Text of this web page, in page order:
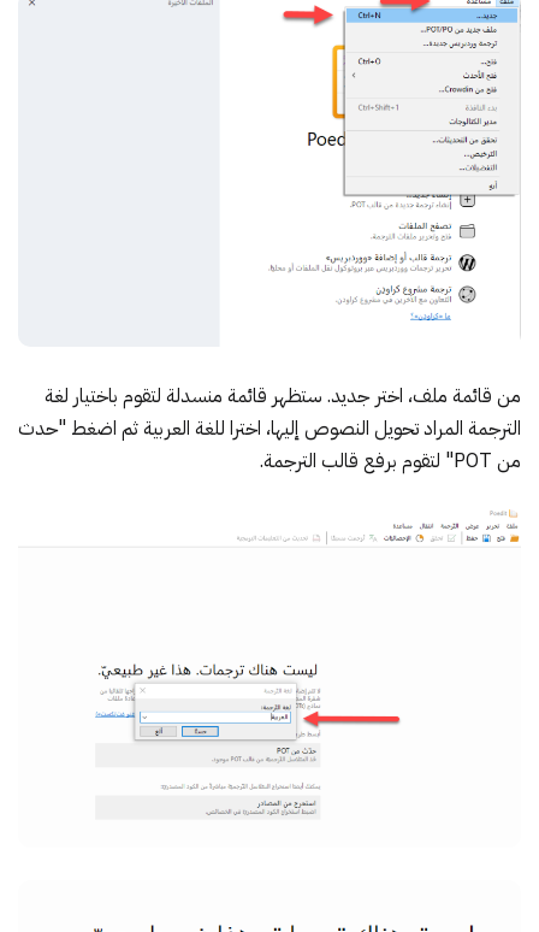
من قائمة ملف، اختر جديد. ستظهر قائمة منسدلة لتقوم باختيار لغة
الترجمة المراد تحويل النصوص إليها، اخترا للغة العربية ثم اضغط "حدث
من POT" لتقوم برفع قالب الترجمة.